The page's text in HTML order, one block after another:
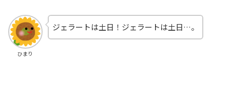
ひまり
ジェラートは土日！ジェラートは土日…。